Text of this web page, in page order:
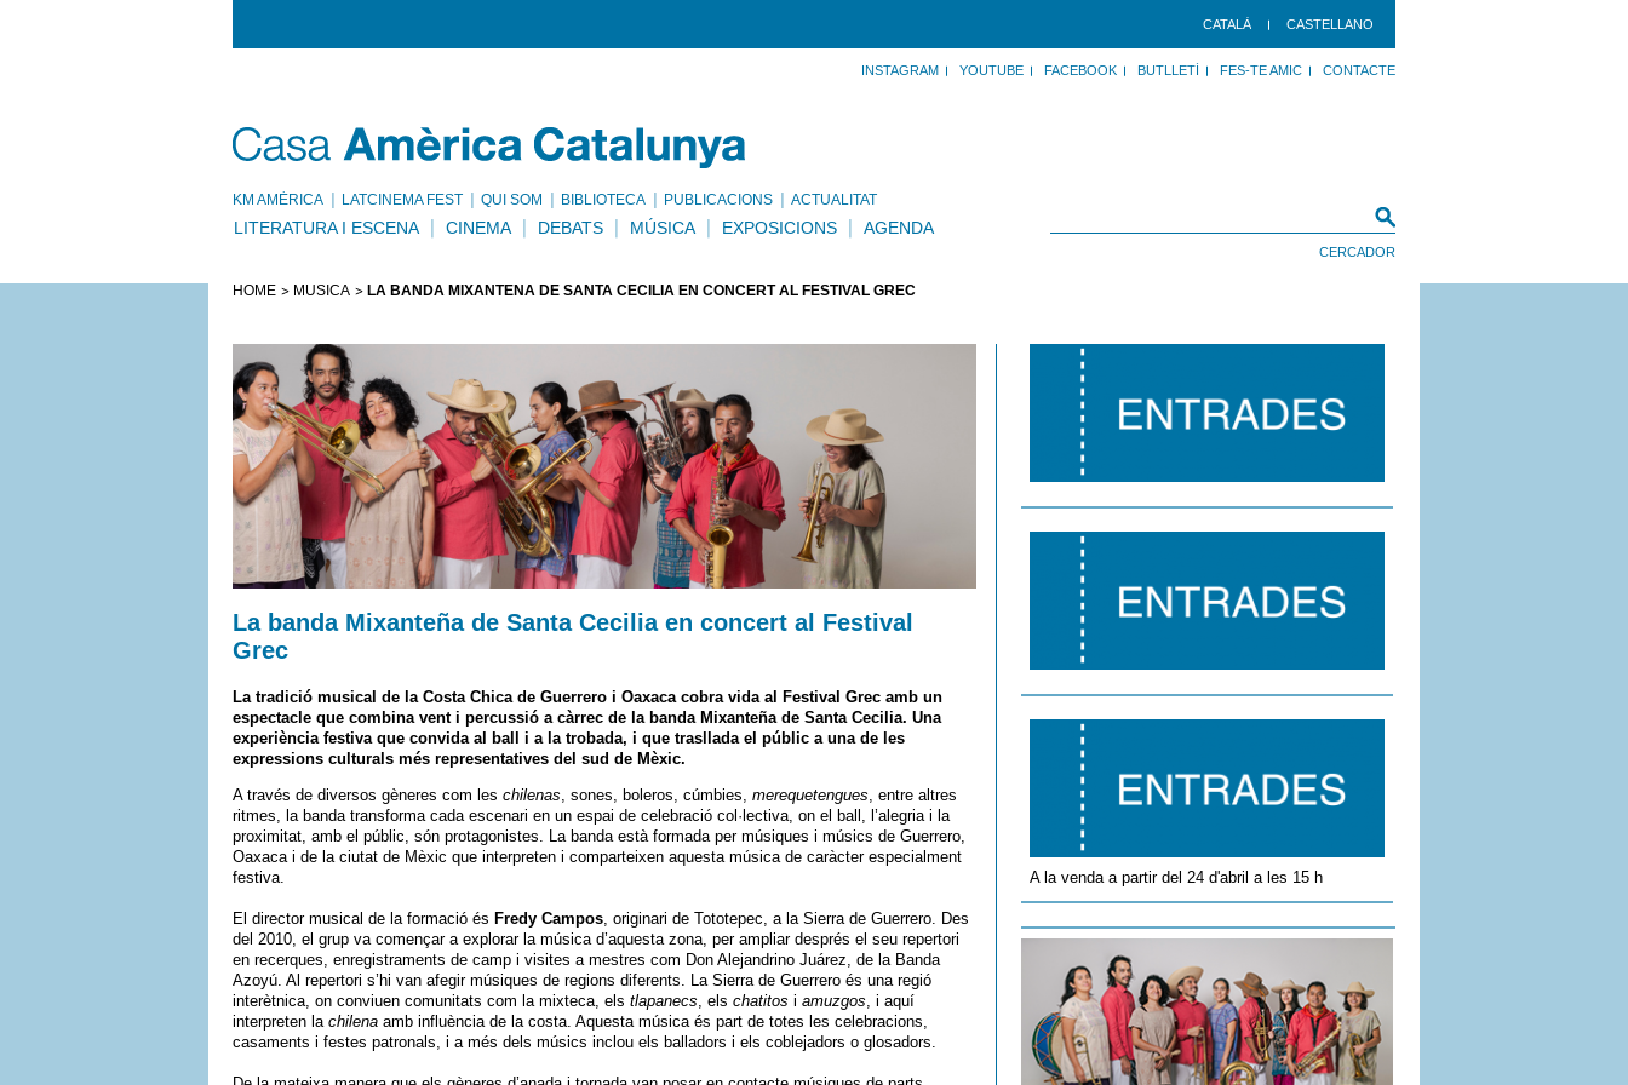
CATALÀ CASTELLANO
INSTAGRAM YOUTUBE FACEBOOK BUTLLETÍ FES-TE AMIC CONTACTE
KM AMÈRICA LATCINEMA FEST QUI SOM BIBLIOTECA PUBLICACIONS ACTUALITAT
LITERATURA I ESCENA CINEMA DEBATS MÚSICA EXPOSICIONS AGENDA
HOME MÚSICA LA BANDA MIXANTEÑA DE SANTA CECILIA EN CONCERT AL FESTIVAL GREC
La banda Mixanteña de Santa Cecilia en concert al Festival
Grec
La tradició musical de la Costa Chica de Guerrero i Oaxaca cobra vida al Festival Grec amb un
espectacle que combina vent i percussió a càrrec de la banda Mixanteña de Santa Cecilia. Una
experiència festiva que convida al ball i a la trobada, i que trasllada el públic a una de les
expressions culturals més representatives del sud de Mèxic.
A través de diversos gèneres com les chilenas, sones, boleros, cúmbies, merequetengues, entre altres
ritmes, la banda transforma cada escenari en un espai de celebració col·lectiva, on el ball, l’alegria i la
proximitat, amb el públic, són protagonistes. La banda està formada per músiques i músics de Guerrero,
Oaxaca i de la ciutat de Mèxic que interpreten i comparteixen aquesta música de caràcter especialment
festiva.
El director musical de la formació és Fredy Campos, originari de Tototepec, a la Sierra de Guerrero. Des
del 2010, el grup va començar a explorar la música d’aquesta zona, per ampliar després el seu repertori
en recerques, enregistraments de camp i visites a mestres com Don Alejandrino Juárez, de la Banda
Azoyú. Al repertori s’hi van afegir músiques de regions diferents. La Sierra de Guerrero és una regió
interètnica, on conviuen comunitats com la mixteca, els tlapanecs, els chatitos i amuzgos, i aquí
interpreten la chilena amb influència de la costa. Aquesta música és part de totes les celebracions,
casaments i festes patronals, i a més dels músics inclou els balladors i els coblejadors o glosadors.
A la venda a partir del 24 d'abril a les 15 h